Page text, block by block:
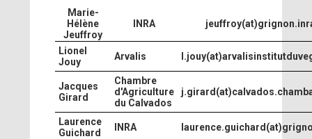
Marie-
Hélène
Jeuffroy
INRA
Lionel
Jouy
Arvalis
Jacques
Girard
Chambre
d'Agriculture
du Calvados
Laurence
Guichard
INRA